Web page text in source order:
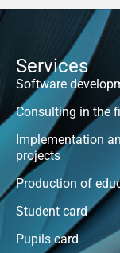
Services
Software
Consulting in the
Implementation
projects
Production of
Student card
Pupils card